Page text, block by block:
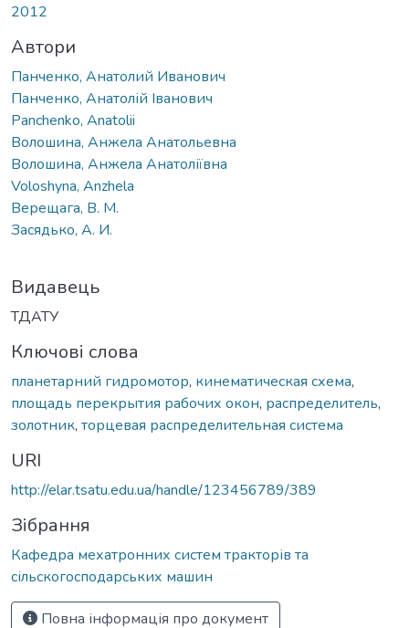
2012
Автори
Панченко, Анатолий Иванович
Панченко, Анатолій Іванович
Panchenko, Anatolii
Волошина, Анжела Анатольевна
Волошина, Анжела Анатоліївна
Voloshyna, Anzhela
Верещага, В. М.
Засядько, А. И.
Видавець
ТДАТУ
Ключові слова
планетарний гидромотор, кинематическая схема,
площадь перекрытия рабочих окон, распределитель,
золотник, торцевая распределительная система
URI
http://elar.tsatu.edu.ua/handle/123456789/389
Зібрання
Кафедра мехатронних систем тракторів та
сільскогосподарських машин
Повна інформація про документ